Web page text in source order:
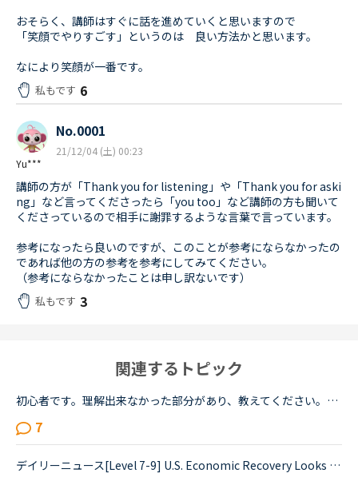
おそらく、講師はすぐに話を進めていくと思いますので
「笑顔でやりすごす」というのは 良い方法かと思います。
なにより笑顔が一番です。
私もです 6
Yu***
No.0001
21/12/04 (土) 00:23
講師の方が「Thank you for listening」や「Thank you for aski
ng」など言ってくださったら「you too」など講師の方も聞いて
くださっているので相手に謝罪するような言葉で言っています。
参考になったら良いのですが、このことが参考にならなかったの
であれば他の方の参考を参考にしてみてください。
（参考にならなかったことは申し訳ないです）
私もです 3
関連するトピック
初心者です。理解出来なかった部分があり、教えてください。James is asking Charlotte about Gabriella's birthday party. James When was Gabriella's birthday?Charlotte It was last weekend.James How was t...
7
デイリーニュース[Level 7-9] U.S. Economic Recovery Looks Bleakの1つの文が訳せません。教えていただけると嬉しいです。Economists are downgrading their expectations for the strength of the economic rec...